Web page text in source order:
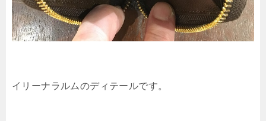
イリーナラルムのディテールです。